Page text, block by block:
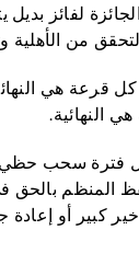
لفائز بديل
من الأهلية
قرعة هي
النهائية.
سحب حظي.
المنظم
كبير أو